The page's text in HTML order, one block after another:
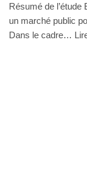
Résumé de l’étude
un marché public
Dans le cadre…